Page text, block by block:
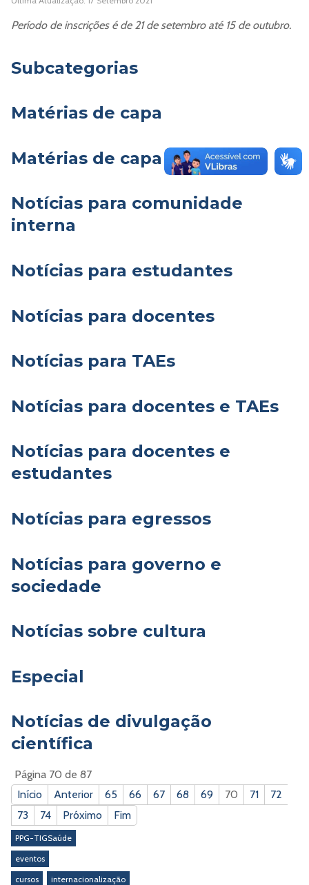
Período de inscrições é de 21 de setembro até 15 de outubro.
Subcategorias
Matérias de capa
Matérias de capa e Cultura
Notícias para comunidade
interna
Notícias para estudantes
Notícias para docentes
Notícias para TAEs
Notícias para docentes e TAEs
Notícias para docentes e
estudantes
Notícias para egressos
Notícias para governo e
sociedade
Notícias sobre cultura
Especial
Notícias de divulgação
científica
Página 70 de 87
Início
Anterior 65 66 67 68 69 70 71
72
73
74 Próximo Fim
PPG-TIGSaúde
eventos
cursos
internacionalização